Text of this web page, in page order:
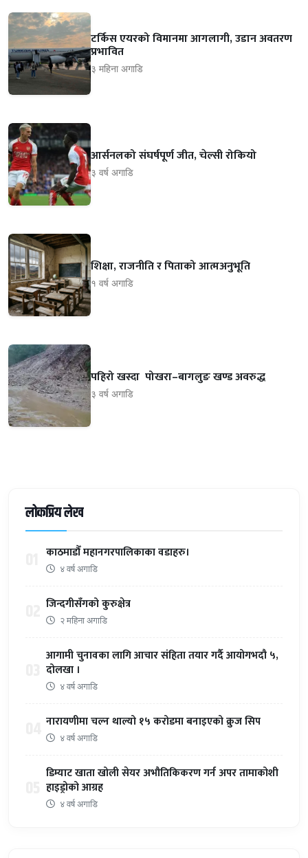
टर्किस एयरको विमानमा आगलागी, उडान अवतरण
प्रभावित
३ महिना अगाडि
आर्सनलको संघर्षपूर्ण जीत, चेल्सी रोकियो
३ वर्ष अगाडि
शिक्षा, राजनीति र पिताको आत्मअनुभूति
१ वर्ष अगाडि
पहिरो खस्दा पोखरा–बागलुङ खण्ड अवरुद्ध
३ वर्ष अगाडि
लोकप्रिय लेख
काठमाडौँ महानगरपालिकाका वडाहरु।
४ वर्ष अगाडि
जिन्दगीसँगको कुरुक्षेत्र
२ महिना अगाडि
आगामी चुनावका लागि आचार संहिता तयार गर्दै आयोगभदौ ५,
दोलखा ।
४ वर्ष अगाडि
नारायणीमा चल्न थाल्यो १५ करोडमा बनाइएको क्रुज सिप
४ वर्ष अगाडि
डिम्याट खाता खोली सेयर अभौतिकिकरण गर्न अपर तामाकोशी
हाइड्रोको आग्रह
४ वर्ष अगाडि